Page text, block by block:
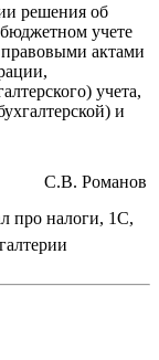
решения об
учете
актами
учета,
и
С.В. Романов
про налоги, 1С,